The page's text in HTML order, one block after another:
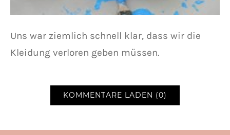
Uns war ziemlich schnell klar, dass wir die
Kleidung verloren geben müssen.
KOMMENTARE LADEN (0)